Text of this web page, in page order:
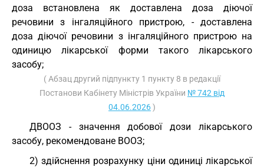
доза встановлена як доставлена доза діючої
речовини з інгаляційного пристрою, - доставлена
доза діючої речовини з інгаляційного пристрою на
одиницю лікарської форми такого лікарського
засобу;
( Абзац другий підпункту 1 пункту 8 в редакції
Постанови Кабінету Міністрів України № 742 від
04.06.2026)
ДВООЗ - значення добової дози лікарського
засобу, рекомендоване ВООЗ;
2) здійснення розрахунку ціни одиниці лікарської